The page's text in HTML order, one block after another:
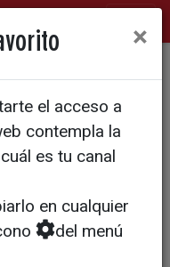
ruta con
como
×
el acceso a
contempla la
es tu canal
en cualquier
del menú